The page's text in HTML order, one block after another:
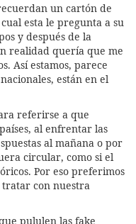
un cartón de
esta le pregunta a su
y después de la
realidad quería que me
Así estamos, parece
están en el
referirse a que
al enfrentar las
al mañana o por
circular, como si el
Por eso preferimos
tratar con nuestra
pululen las fake